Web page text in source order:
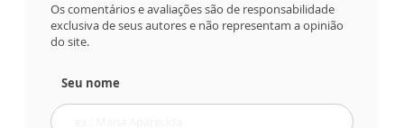
Os comentários e avaliações são de responsabilidade
exclusiva de seus autores e não representam a opinião
do site.
Seu nome